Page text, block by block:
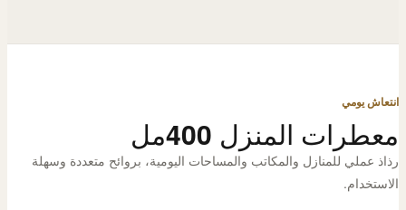
انتعاش يومي
معطرات المنزل 400مل
رذاذ عملي للمنازل والمكاتب والمساحات اليومية، بروائح متعددة وسهلة
الاستخدام.